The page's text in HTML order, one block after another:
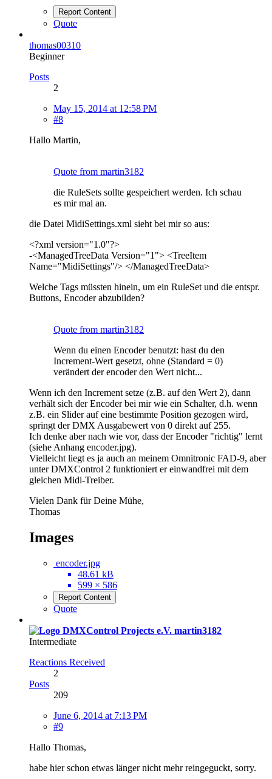
Report Content
Quote
thomas00310
Beginner
Posts
2
May 15, 2014 at 12:58 PM
#8
Hallo Martin,
Quote from martin3182
die RuleSets sollte gespeichert werden. Ich schau
es mir mal an.
die Datei MidiSettings.xml sieht bei mir so aus:
<?xml version="1.0"?>
-<ManagedTreeData Version="1"> <TreeItem
Name="MidiSettings"/> </ManagedTreeData>
Welche Tags müssten hinein, um ein RuleSet und die entspr.
Buttons, Encoder abzubilden?
Quote from martin3182
Wenn du einen Encoder benutzt: hast du den
Increment-Wert gesetzt, ohne (Standard = 0)
verändert der encoder den Wert nicht...
Wenn ich den Increment setze (z.B. auf den Wert 2), dann
verhält sich der Encoder bei mir wie ein Schalter, d.h. wenn
z.B. ein Slider auf eine bestimmte Position gezogen wird,
springt der DMX Ausgabewert von 0 direkt auf 255.
Ich denke aber nach wie vor, dass der Encoder "richtig" lernt
(siehe Anhang encoder.jpg).
Vielleicht liegt es ja auch an meinem Omnitronic FAD-9, aber
unter DMXControl 2 funktioniert er einwandfrei mit dem
gleichen Midi-Treiber.
Vielen Dank für Deine Mühe,
Thomas
Images
encoder.jpg
48.61 kB
599 × 586
Report Content
Quote
martin3182
Intermediate
Reactions Received
2
Posts
209
June 6, 2014 at 7:13 PM
#9
Hallo Thomas,
habe hier schon etwas länger nicht mehr reingeguckt, sorry.